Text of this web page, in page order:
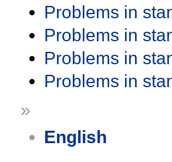
Problems in
Problems in
Problems in
Problems in
»
English